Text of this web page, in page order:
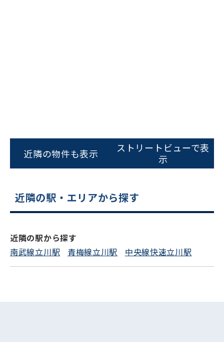
スムーズにご案内できます
0120-620-213
近隣の物件も表示
ストリートビューで表
示
近隣の駅・エリアから探す
近隣の駅から探す
南武線立川駅
青梅線立川駅 中央線快速立川駅